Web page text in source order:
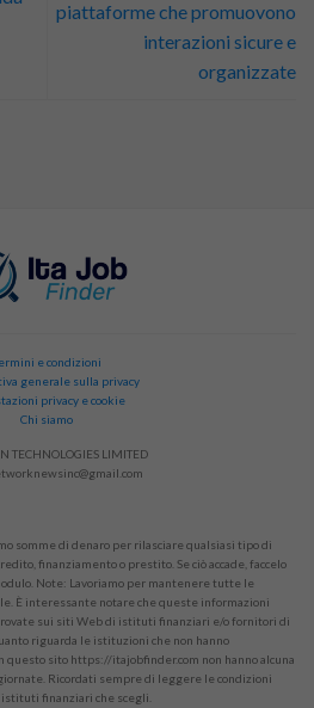
piattaforme che promuovono
interazioni sicure e
organizzate
e condizioni
generale sulla privacy
privacy e cookie
Chi siamo
TECHNOLOGIES LIMITED
somme di denaro per rilasciare qualsiasi tipo di
finanziamento o prestito. Se ciò accade, faccelo
Note: Lavoriamo per mantenere tutte le
È interessante notare che queste informazioni
sui siti Web di istituti finanziari e/o fornitori di
riguarda le istituzioni che non hanno
sito https://itajobfinder.com non hanno alcuna
Ricordati sempre di leggere le condizioni
finanziari che scegli.